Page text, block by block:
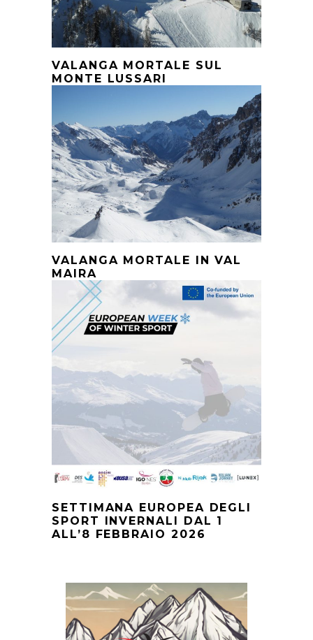
VALANGA MORTALE SUL
MONTE LUSSARI
VALANGA MORTALE IN VAL
MAIRA
SETTIMANA EUROPEA DEGLI
SPORT INVERNALI DAL 1
ALL’8 FEBBRAIO 2026